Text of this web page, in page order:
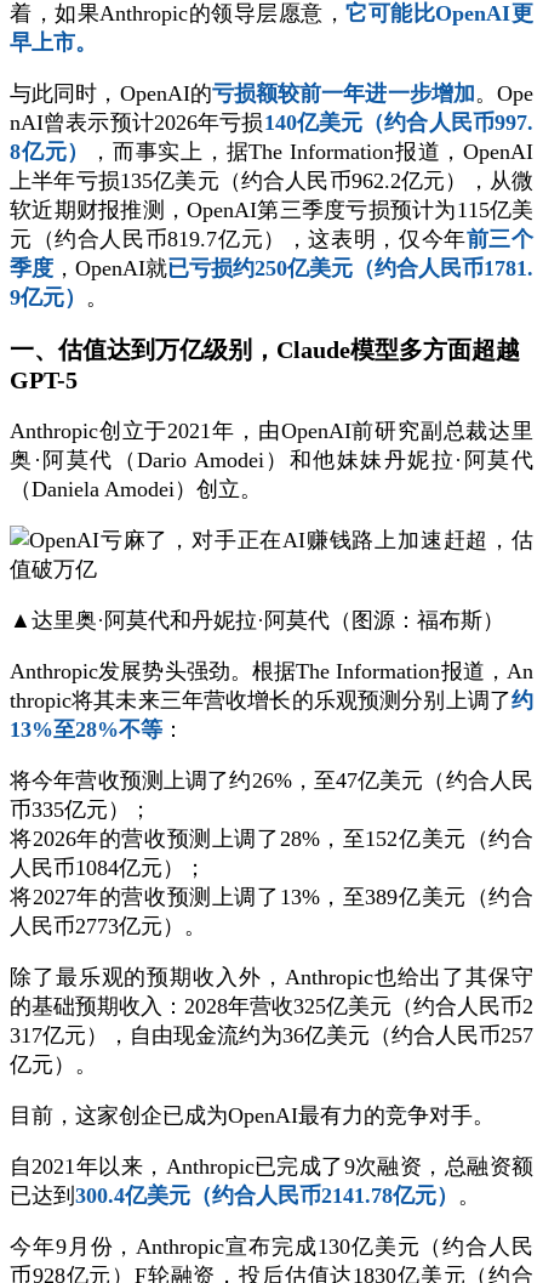
着，如果Anthropic的领导层愿意，它可能比OpenAI更
早上市。
与此同时，OpenAI的亏损额较前一年进一步增加。Ope
nAI曾表示预计2026年亏损140亿美元（约合人民币997.
8亿元）
，而事实上，据The Information报道，OpenAI
上半年亏损135亿美元（约合人民币962.2亿元），从微
软近期财报推测，OpenAI第三季度亏损预计为115亿美
元（约合人民币819.7亿元），这表明，仅今年前三个
季度 ，OpenAI就已亏损约250亿美元（约合人民币1781.
9亿元） 。
一、估值达到万亿级别，Claude模型多方面超越
GPT-5
Anthropic创立于2021年，由OpenAI前研究副总裁达里
奥·阿莫代（Dario Amodei）和他妹妹丹妮拉·阿莫代
（Daniela Amodei）创立。
▲达里奥·阿莫代和丹妮拉·阿莫代（图源：福布斯）
Anthropic发展势头强劲。根据The Information报道，An
thropic将其未来三年营收增长的乐观预测分别上调了约
13%至28%不等 ：
将今年营收预测上调了约26%，至47亿美元（约合人民
币335亿元）；
将2026年的营收预测上调了28%，至152亿美元（约合
人民币1084亿元）；
将2027年的营收预测上调了13%，至389亿美元（约合
人民币2773亿元）。
除了最乐观的预期收入外，Anthropic也给出了其保守
的基础预期收入：2028年营收325亿美元（约合人民币2
317亿元），自由现金流约为36亿美元（约合人民币257
亿元）。
目前，这家创企已成为OpenAI最有力的竞争对手。
自2021年以来，Anthropic已完成了9次融资，总融资额
已达到 300.4亿美元（约合人民币2141.78亿元） 。
今年9月份，Anthropic宣布完成130亿美元（约合人民
币928亿元）F轮融资，投后估值达1830亿美元（约合